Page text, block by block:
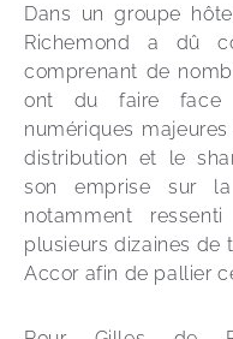
Dans un groupe
Richemond a dû
comprenant de
ont du faire face
numériques
distribution et le
son emprise sur
notamment
plusieurs dizaines de
Accor afin de pallier